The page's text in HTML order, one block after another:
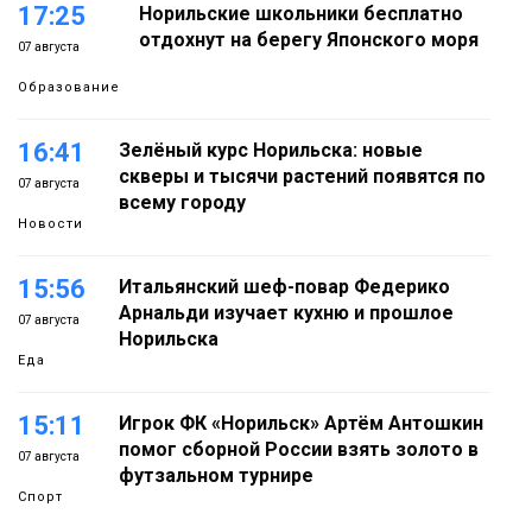
17:25
07 августа
Образование
Норильские школьники бесплатно
отдохнут на берегу Японского моря
16:41
07 августа
Новости
Зелёный курс Норильска: новые
скверы и тысячи растений появятся по
всему городу
15:56
07 августа
Еда
Итальянский шеф-повар Федерико
Арнальди изучает кухню и прошлое
Норильска
15:11
07 августа
Спорт
Игрок ФК «Норильск» Артём Антошкин
помог сборной России взять золото в
футзальном турнире